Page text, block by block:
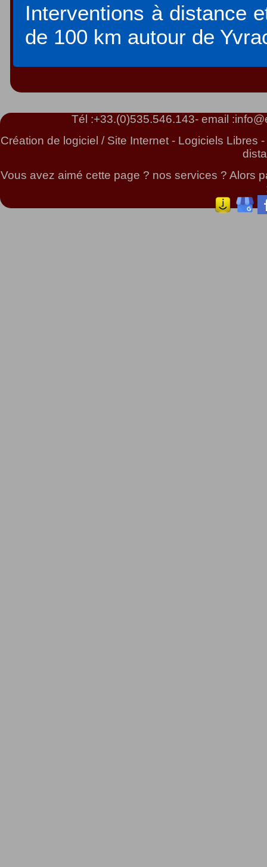
Interventions à distance
de 100 km autour de
Tél :+33.(0)535.546.143- email :
Création de logiciel / Site Internet - Logiciels
Vous avez aimé cette page ? nos services ? Alors